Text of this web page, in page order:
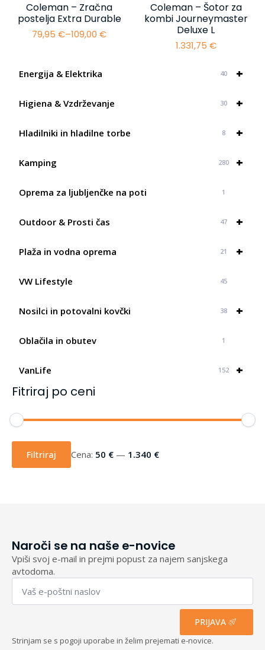
+
Energija & Elektrika 40
+
Higiena & Vzdrževanje 30
+
Hladilniki in hladilne torbe 8
+
Kamping 280
Oprema za ljubljenčke na poti 1
+
Outdoor & Prosti čas 47
+
Plaža in vodna oprema 21
VW Lifestyle 45
+
Nosilci in potovalni kovčki 38
Oblačila in obutev 1
+
VanLife 152
Fitriraj po ceni
Min
cena
Max
cenaFiltriraj Cena: 50 € — 1.340 €
Coleman – Zračna
postelja Extra Durable
79,95 €–109,00 €
Cenovni
79,95 €
do
Coleman – Šotor za
kombi Journeymaster
Deluxe L
1.331,75 €
Naroči se na naše e-novice
Vpiši svoj e-mail in prejmi popust za najem sanjskega
avtodoma.
Email
PRIJAVA
Strinjam se s pogoji uporabe in želim prejemati e-novice.